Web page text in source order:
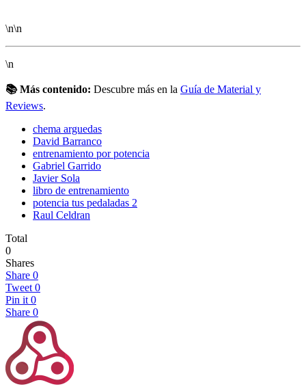
\n\n
\n
📚 Más contenido: Descubre más en la Guía de Material y
Reviews.
chema arguedas
David Barranco
entrenamiento por potencia
Gabriel Garrido
Javier Sola
libro de entrenamiento
potencia tus pedaladas 2
Raul Celdran
Total
0
Shares
Share 0
Tweet 0
Pin it 0
Share 0